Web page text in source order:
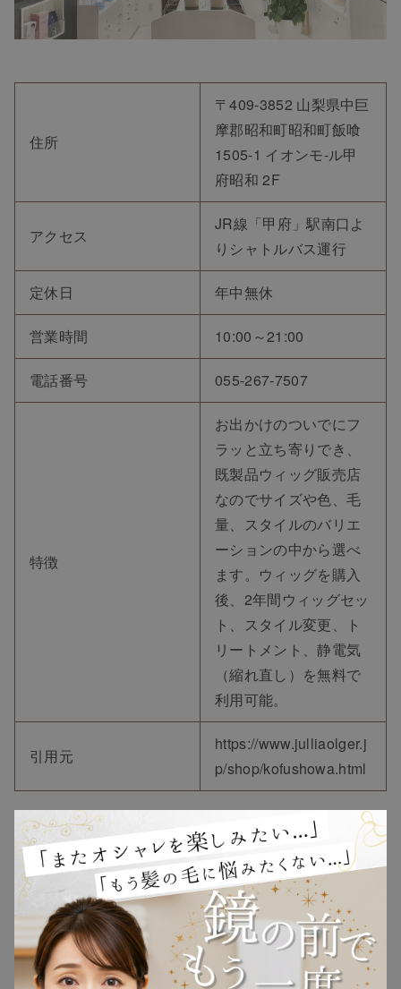
住所
〒409-3852 山梨県中巨
摩郡昭和町昭和町飯喰
1505-1 イオンモ-ル甲
府昭和 2F
アクセス
JR線「甲府」駅南口よ
りシャトルバス運行
定休日 年中無休
営業時間 10:00～21:00
電話番号 055-267-7507
特徴
お出かけのついでにフ
ラッと立ち寄りでき、
既製品ウィッグ販売店
なのでサイズや色、毛
量、スタイルのバリエ
ーションの中から選べ
ます。ウィッグを購入
後、2年間ウィッグセッ
ト、スタイル変更、ト
リートメント、静電気
（縮れ直し）を無料で
利用可能。
引用元
https://www.julliaolger.j
p/shop/kofushowa.html
②ウィッグ専門店 シュシュクローゼット